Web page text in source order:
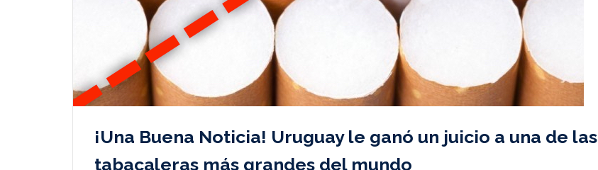
¡Una Buena Noticia! Uruguay le ganó un juicio a una de las
tabacaleras más grandes del mundo